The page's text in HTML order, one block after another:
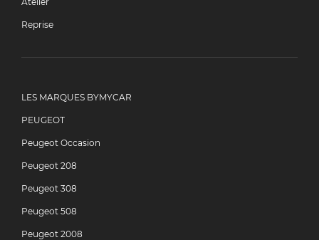
Reprise
LES MARQUES BYMYCAR
PEUGEOT
Peugeot Occasion
Peugeot 208
Peugeot 308
Peugeot 508
Peugeot 2008